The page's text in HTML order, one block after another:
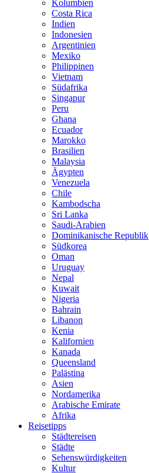
Kolumbien
Costa Rica
Indien
Indonesien
Argentinien
Mexiko
Philippinen
Vietnam
Südafrika
Singapur
Peru
Ghana
Ecuador
Marokko
Brasilien
Malaysia
Ägypten
Venezuela
Chile
Kambodscha
Sri Lanka
Saudi-Arabien
Dominikanische Republik
Südkorea
Oman
Uruguay
Nepal
Kuwait
Nigeria
Bahrain
Libanon
Kenia
Kalifornien
Kanada
Queensland
Palästina
Asien
Nordamerika
Arabische Emirate
Afrika
Reisetipps
Städtereisen
Städte
Sehenswürdigkeiten
Kultur